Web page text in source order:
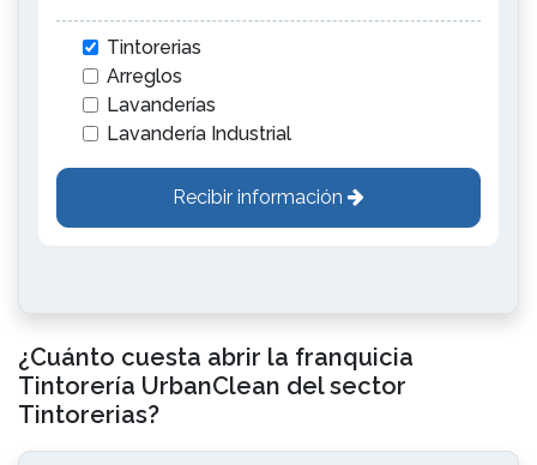
Tintorerias
Arreglos
Lavanderías
Lavandería Industrial
Recibir información
¿Cuánto cuesta abrir la franquicia
Tintorería UrbanClean del sector
Tintorerias?